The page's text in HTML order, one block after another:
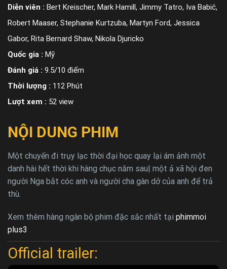
Diễn viên : Bert Kreischer, Mark Hamill, Jimmy Tatro, Iva Babić,
Robert Maaser, Stephanie Kurtzuba, Martyn Ford, Jessica
Gabor, Rita Bernard Shaw, Nikola Djuricko
Quốc gia : Mỹ
Đánh giá : 9.5/10 điểm
Thời lượng : 112 Phút
Lượt xem : 52 view
NỘI DUNG PHIM
Một chuyến đi trụy lạc thời đại học quay lại ám ảnh một
danh hài hết thời khi hàng chục năm sau| một ả xã hội đen
người Nga bắt cóc anh và người cha gàn dở của anh để trả
thù.
Xem thêm hàng ngàn bộ phim đặc sắc nhất tại phimmoi
plus3
Official trailer: